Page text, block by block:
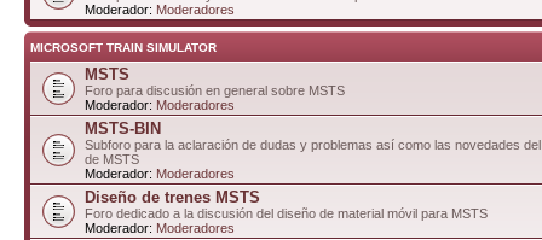
Moderador: Moderadores
MICROSOFT TRAIN SIMULATOR
MSTS
Foro para discusión en general sobre MSTS
Moderador: Moderadores
MSTS-BIN
Subforo para la aclaración de dudas y problemas así como las novedades
de MSTS
Moderador: Moderadores
Diseño de trenes MSTS
Foro dedicado a la discusión del diseño de material móvil para MSTS
Moderador: Moderadores